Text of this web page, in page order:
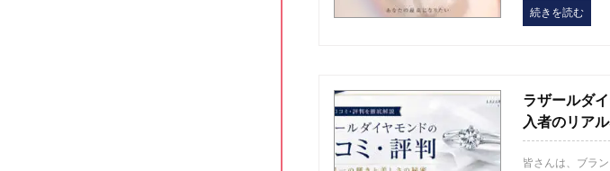
続きを読む
ラザールダ
入者のリア
皆さんは、ブラ